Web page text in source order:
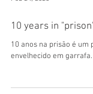
Feb 24, 2025
10 years in "prison"
envelhecido em garrafa.